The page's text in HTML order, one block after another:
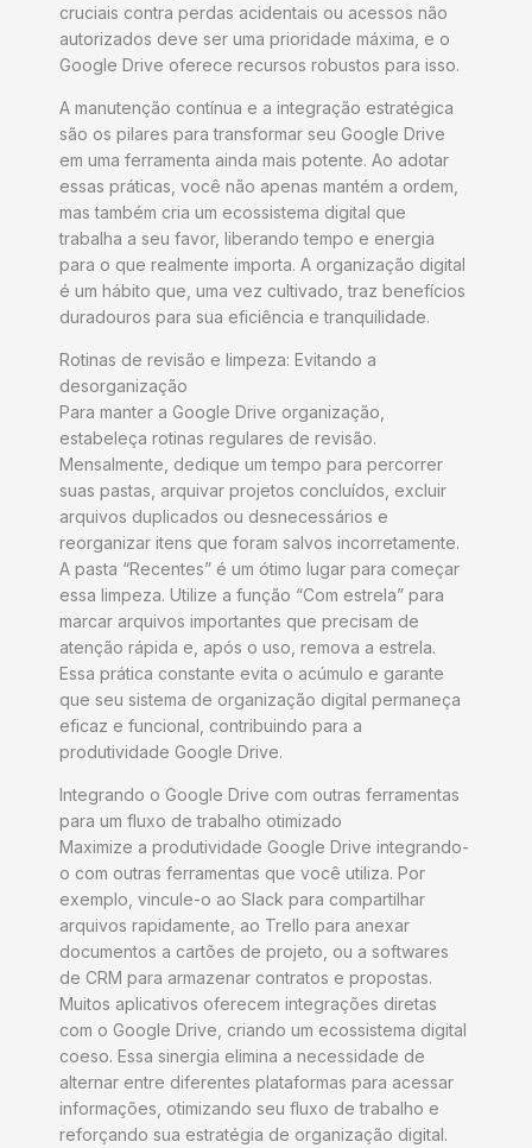
cruciais contra perdas acidentais ou acessos não
autorizados deve ser uma prioridade máxima, e o
Google Drive oferece recursos robustos para isso.
A manutenção contínua e a integração estratégica
são os pilares para transformar seu Google Drive
em uma ferramenta ainda mais potente. Ao adotar
essas práticas, você não apenas mantém a ordem,
mas também cria um ecossistema digital que
trabalha a seu favor, liberando tempo e energia
para o que realmente importa. A organização digital
é um hábito que, uma vez cultivado, traz benefícios
duradouros para sua eficiência e tranquilidade.
Rotinas de revisão e limpeza: Evitando a
desorganização
Para manter a Google Drive organização,
estabeleça rotinas regulares de revisão.
Mensalmente, dedique um tempo para percorrer
suas pastas, arquivar projetos concluídos, excluir
arquivos duplicados ou desnecessários e
reorganizar itens que foram salvos incorretamente.
A pasta “Recentes” é um ótimo lugar para começar
essa limpeza. Utilize a função “Com estrela” para
marcar arquivos importantes que precisam de
atenção rápida e, após o uso, remova a estrela.
Essa prática constante evita o acúmulo e garante
que seu sistema de organização digital permaneça
eficaz e funcional, contribuindo para a
produtividade Google Drive.
Integrando o Google Drive com outras ferramentas
para um fluxo de trabalho otimizado
Maximize a produtividade Google Drive integrando-
o com outras ferramentas que você utiliza. Por
exemplo, vincule-o ao Slack para compartilhar
arquivos rapidamente, ao Trello para anexar
documentos a cartões de projeto, ou a softwares
de CRM para armazenar contratos e propostas.
Muitos aplicativos oferecem integrações diretas
com o Google Drive, criando um ecossistema digital
coeso. Essa sinergia elimina a necessidade de
alternar entre diferentes plataformas para acessar
informações, otimizando seu fluxo de trabalho e
reforçando sua estratégia de organização digital.